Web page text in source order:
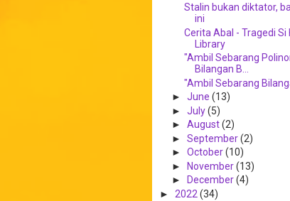
Stalin bukan diktator,
ini
Cerita Abal - Tragedi
Library
"Ambil Sebarang
Bilangan B...
"Ambil Sebarang
► June (13)
► July(5)
► August(2)
► September(2)
► October(10)
►
November(13)
►
December(4)
► 2022 (34)